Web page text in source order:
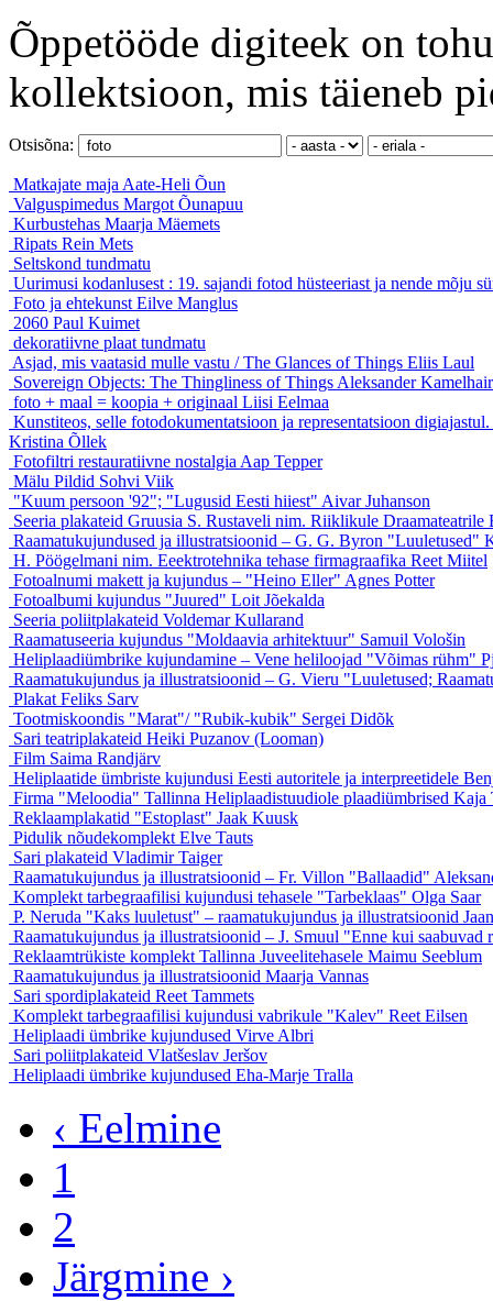
Õppetööde digiteek on
kollektsioon, mis täieneb
Otsisõna:
Matkajate maja Aate-Heli Õun
Valguspimedus Margot Õunapuu
Kurbustehas Maarja Mäemets
Ripats Rein Mets
Seltskond tundmatu
Uurimusi kodanlusest : 19. sajandi fotod hüsteeriast ja nende mõju
Foto ja ehtekunst Eilve Manglus
2060 Paul Kuimet
dekoratiivne plaat tundmatu
Asjad, mis vaatasid mulle vastu / The Glances of Things Eliis Laul
Sovereign Objects: The Thingliness of Things Aleksander Kamelhair
foto + maal = koopia + originaal Liisi Eelmaa
Kunstiteos, selle fotodokumentatsioon ja representatsioon
Kristina Õllek
Fotofiltri restauratiivne nostalgia Aap Tepper
Mälu Pildid Sohvi Viik
"Kuum persoon '92"; "Lugusid Eesti hiiest" Aivar Juhanson
Seeria plakateid Gruusia S. Rustaveli nim. Riiklikule Draamateatrile
Raamatukujundused ja illustratsioonid – G. G. Byron "Luuletused"
H. Pöögelmani nim. Eeektrotehnika tehase firmagraafika Reet Miitel
Fotoalnumi makett ja kujundus – "Heino Eller" Agnes Potter
Fotoalbumi kujundus "Juured" Loit Jõekalda
Seeria poliitplakateid Voldemar Kullarand
Raamatuseeria kujundus "Moldaavia arhitektuur" Samuil Vološin
Heliplaadiümbrike kujundamine – Vene heliloojad "Võimas rühm"
Raamatukujundus ja illustratsioonid – G. Vieru "Luuletused;
Plakat Feliks Sarv
Tootmiskoondis "Marat"/ "Rubik-kubik" Sergei Didõk
Sari teatriplakateid Heiki Puzanov (Looman)
Film Saima Randjärv
Heliplaatide ümbriste kujundusi Eesti autoritele ja interpreetidele
Firma "Meloodia" Tallinna Heliplaadistuudiole plaadiümbrised Kaja
Reklaamplakatid "Estoplast" Jaak Kuusk
Pidulik nõudekomplekt Elve Tauts
Sari plakateid Vladimir Taiger
Raamatukujundus ja illustratsioonid – Fr. Villon "Ballaadid"
Komplekt tarbegraafilisi kujundusi tehasele "Tarbeklaas" Olga Saar
P. Neruda "Kaks luuletust" – raamatukujundus ja illustratsioonid
Raamatukujundus ja illustratsioonid – J. Smuul "Enne kui saabuvad
Reklaamtrükiste komplekt Tallinna Juveelitehasele Maimu Seeblum
Raamatukujundus ja illustratsioonid Maarja Vannas
Sari spordiplakateid Reet Tammets
Komplekt tarbegraafilisi kujundusi vabrikule "Kalev" Reet Eilsen
Heliplaadi ümbrike kujundused Virve Albri
Sari poliitplakateid Vlatšeslav Jeršov
Heliplaadi ümbrike kujundused Eha-Marje Tralla
‹ Eelmine
1
2
Järgmine ›